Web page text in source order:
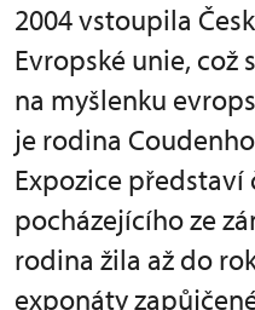
2004 vstoupila
Evropské unie, což
na myšlenku
je rodina
Expozice
pocházejícího ze
rodina žila až do
exponáty